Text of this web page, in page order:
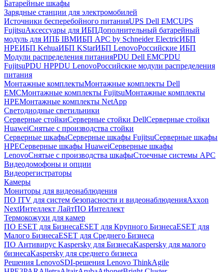
Батарейные шкафы
Зарядные станции для электромобилей
Источники бесперебойного питанияUPS Dell EMCUPS
FujitsuАксессуары для ИБПДополнительный батарейный
модуль для ИПБ IBMИБП APC by Schneider ElectricИБП
HPEИБП KehuaИБП KStarИБП LenovoРоссийские ИБП
Модули распределения питанияPDU Dell EMCPDU
FujitsuPDU HPPDU LenovoРоссийские модули распределения
питания
Монтажные комплектыМонтажные комплекты Dell
EMCМонтажные комплекты FujitsuМонтажные комплекты
HPEМонтажные комплекты NetApp
Светодиодные светильники
Серверные стойкиСерверные стойки DellСерверные стойки
HuaweiСнятые с производства стойки
Серверные шкафыСерверные шкафы FujitsuСерверные шкафы
HPEСерверные шкафы HuaweiСерверные шкафы
LenovoСнятые с производства шкафыСтоечные системы APC
Видеодомофоны и опции
Видеорегистраторы
Камеры
Мониторы для видеонаблюдения
ПО ITV для систем безопасности и видеонаблюденияAxxon
NextИнтеллект ЛайтПО Интеллект
Термокожухи для камер
ПО ESET для БизнесаESET для Крупного БизнесаESET для
Малого БизнесаESET для Среднего Бизнеса
ПО Антивирус Kaspersky для БизнесаKaspersky для малого
бизнесаKaspersky для среднего бизнеса
Решения LenovoSDI-решения Lenovo ThinkAgile